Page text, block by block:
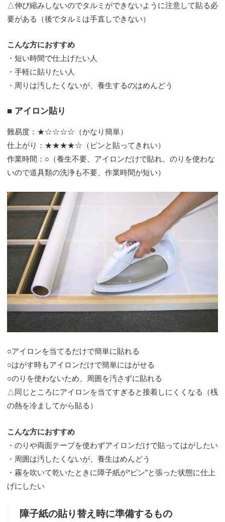
△伸び縮みしないのでタルミができないように注意して貼る必
要がある（後でタルミは手直しできない）
こんな方におすすめ
・短い時間で仕上げたい人
・手軽に貼りたい人
・周りは汚したくないが、養生するのはめんどう
■ アイロン貼り
難易度：★☆☆☆☆（かなり簡単）
仕上がり：★★★★☆（ピンと貼ってきれい）
作業時間：○（養生不要、アイロンだけで貼れ、のりを使わな
いので道具類の洗浄も不要、作業時間が短い）
○アイロンを当てるだけで簡単に貼れる
○はがす時もアイロンだけで簡単にはがせる
○のりを使わないため、周囲を汚さずに貼れる
△同じところにアイロンを当てすぎると接着しにくくなる（桟
の熱を冷ましてから貼る）
こんな方におすすめ
・のりや両面テープを使わずアイロンだけで貼ってはがしたい
・周囲は汚したくないが、養生はめんどう
・霧を吹いて乾いたときに障子紙が“ピン”と張った状態に仕上
げにしたい
障子紙の貼り替え時に準備するもの